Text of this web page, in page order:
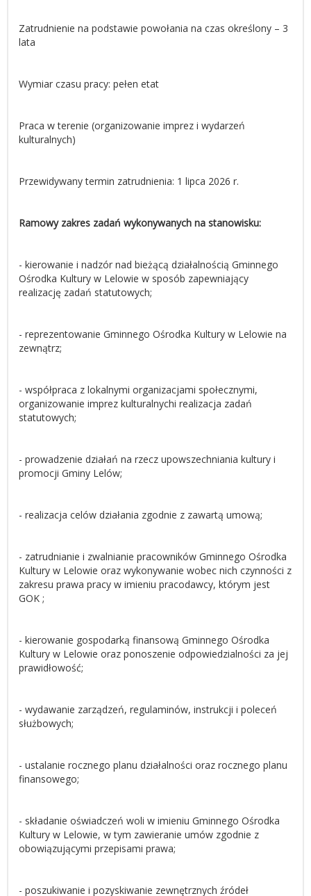
Zatrudnienie na podstawie powołania na czas określony – 3
lata
Wymiar czasu pracy: pełen etat
Praca w terenie (organizowanie imprez i wydarzeń
kulturalnych)
Przewidywany termin zatrudnienia: 1 lipca 2026 r.
Ramowy zakres zadań wykonywanych na stanowisku:
- kierowanie i nadzór nad bieżącą działalnością Gminnego
Ośrodka Kultury w Lelowie w sposób zapewniający
realizację zadań statutowych;
- reprezentowanie Gminnego Ośrodka Kultury w Lelowie na
zewnątrz;
- współpraca z lokalnymi organizacjami społecznymi,
organizowanie imprez kulturalnychi realizacja zadań
statutowych;
- prowadzenie działań na rzecz upowszechniania kultury i
promocji Gminy Lelów;
- realizacja celów działania zgodnie z zawartą umową;
- zatrudnianie i zwalnianie pracowników Gminnego Ośrodka
Kultury w Lelowie oraz wykonywanie wobec nich czynności z
zakresu prawa pracy w imieniu pracodawcy, którym jest
GOK ;
- kierowanie gospodarką finansową Gminnego Ośrodka
Kultury w Lelowie oraz ponoszenie odpowiedzialności za jej
prawidłowość;
- wydawanie zarządzeń, regulaminów, instrukcji i poleceń
służbowych;
- ustalanie rocznego planu działalności oraz rocznego planu
finansowego;
- składanie oświadczeń woli w imieniu Gminnego Ośrodka
Kultury w Lelowie, w tym zawieranie umów zgodnie z
obowiązującymi przepisami prawa;
- poszukiwanie i pozyskiwanie zewnętrznych źródeł